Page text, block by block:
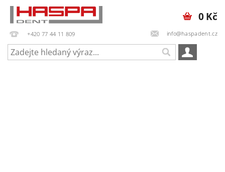
+420 77 44 11 809 info@haspadent.cz
0 Kč